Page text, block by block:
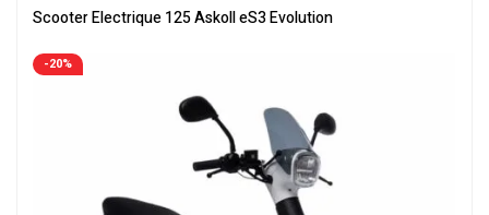
Electrique,Scooters
Scooter Electrique 125 Askoll eS3 Evolution
-20%